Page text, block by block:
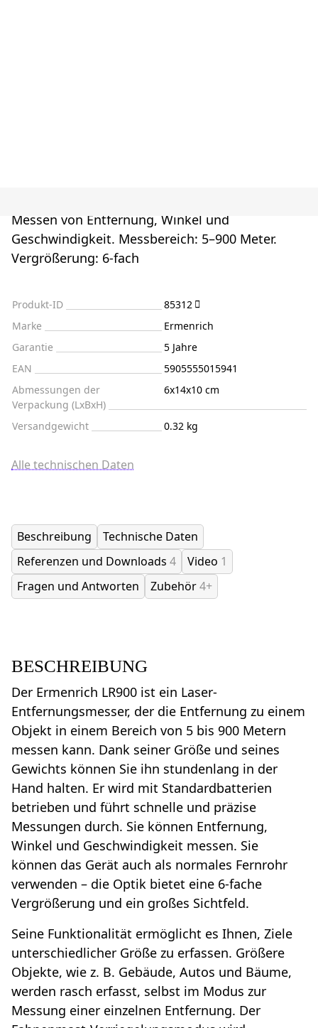
Messen von Entfernung, Winkel und
Geschwindigkeit. Messbereich: 5–900 Meter.
Vergrößerung: 6-fach
Produkt-ID
85312
Marke
Ermenrich
Garantie
5 Jahre
EAN
5905555015941
Abmessungen der
Verpackung (LxBxH)
6x14x10 cm
Versandgewicht 0.32 kg
Alle technischen Daten
Beschreibung
Technische Daten
Referenzen und Downloads 4 Video 1
Fragen und Antworten
Zubehör4+
BESCHREIBUNG
Der Ermenrich LR900 ist ein Laser-
Entfernungsmesser, der die Entfernung zu einem
Objekt in einem Bereich von 5 bis 900 Metern
messen kann. Dank seiner Größe und seines
Gewichts können Sie ihn stundenlang in der
Hand halten. Er wird mit Standardbatterien
betrieben und führt schnelle und präzise
Messungen durch. Sie können Entfernung,
Winkel und Geschwindigkeit messen. Sie
können das Gerät auch als normales Fernrohr
verwenden – die Optik bietet eine 6-fache
Vergrößerung und ein großes Sichtfeld.
Seine Funktionalität ermöglicht es Ihnen, Ziele
unterschiedlicher Größe zu erfassen. Größere
Objekte, wie z. B. Gebäude, Autos und Bäume,
werden rasch erfasst, selbst im Modus zur
Messung einer einzelnen Entfernung. Der